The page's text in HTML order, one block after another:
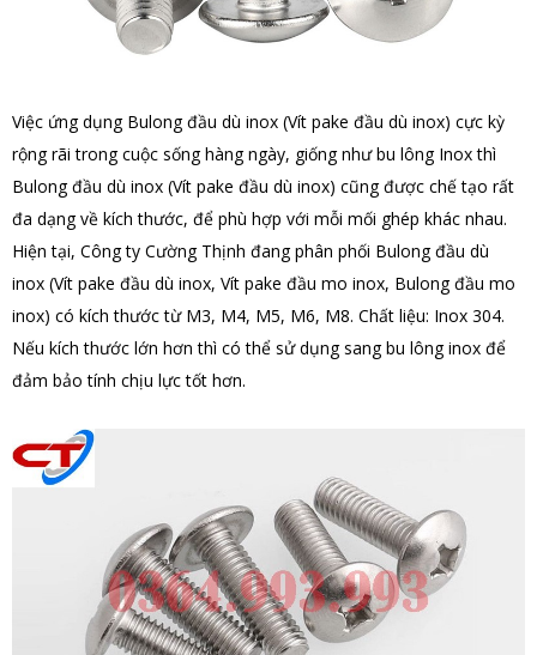
Việc ứng dụng Bulong đầu dù inox (Vít pake đầu dù inox) cực kỳ
rộng rãi trong cuộc sống hàng ngày, giống như bu lông Inox thì
Bulong đầu dù inox (Vít pake đầu dù inox) cũng được chế tạo rất
đa dạng về kích thước, để phù hợp với mỗi mối ghép khác nhau.
Hiện tại, Công ty Cường Thịnh đang phân phối Bulong đầu dù
inox (Vít pake đầu dù inox, Vít pake đầu mo inox, Bulong đầu mo
inox) có kích thước từ M3, M4, M5, M6, M8. Chất liệu: Inox 304.
Nếu kích thước lớn hơn thì có thể sử dụng sang bu lông inox để
đảm bảo tính chịu lực tốt hơn.